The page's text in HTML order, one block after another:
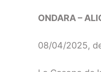
ONDARA –
08/04/2025,